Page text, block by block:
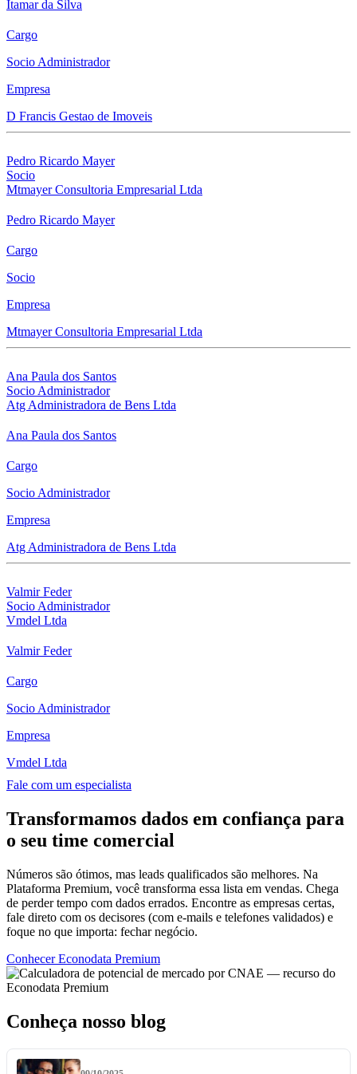
Itamar da Silva
Cargo
Socio Administrador
Empresa
D Francis Gestao de Imoveis
Pedro Ricardo Mayer
Socio
Mtmayer Consultoria Empresarial Ltda
Pedro Ricardo Mayer
Cargo
Socio
Empresa
Mtmayer Consultoria Empresarial Ltda
Ana Paula dos Santos
Socio Administrador
Atg Administradora de Bens Ltda
Ana Paula dos Santos
Cargo
Socio Administrador
Empresa
Atg Administradora de Bens Ltda
Valmir Feder
Socio Administrador
Vmdel Ltda
Valmir Feder
Cargo
Socio Administrador
Empresa
Vmdel Ltda
Fale com um especialista
Transformamos dados em confiança para
o seu time comercial
Números são ótimos, mas leads qualificados são melhores. Na
Plataforma Premium, você transforma essa lista em vendas. Chega
de perder tempo com dados errados. Encontre as empresas certas,
fale direto com os decisores (com e-mails e telefones validados) e
foque no que importa: fechar negócio.
Conhecer Econodata Premium
Conheça nosso blog